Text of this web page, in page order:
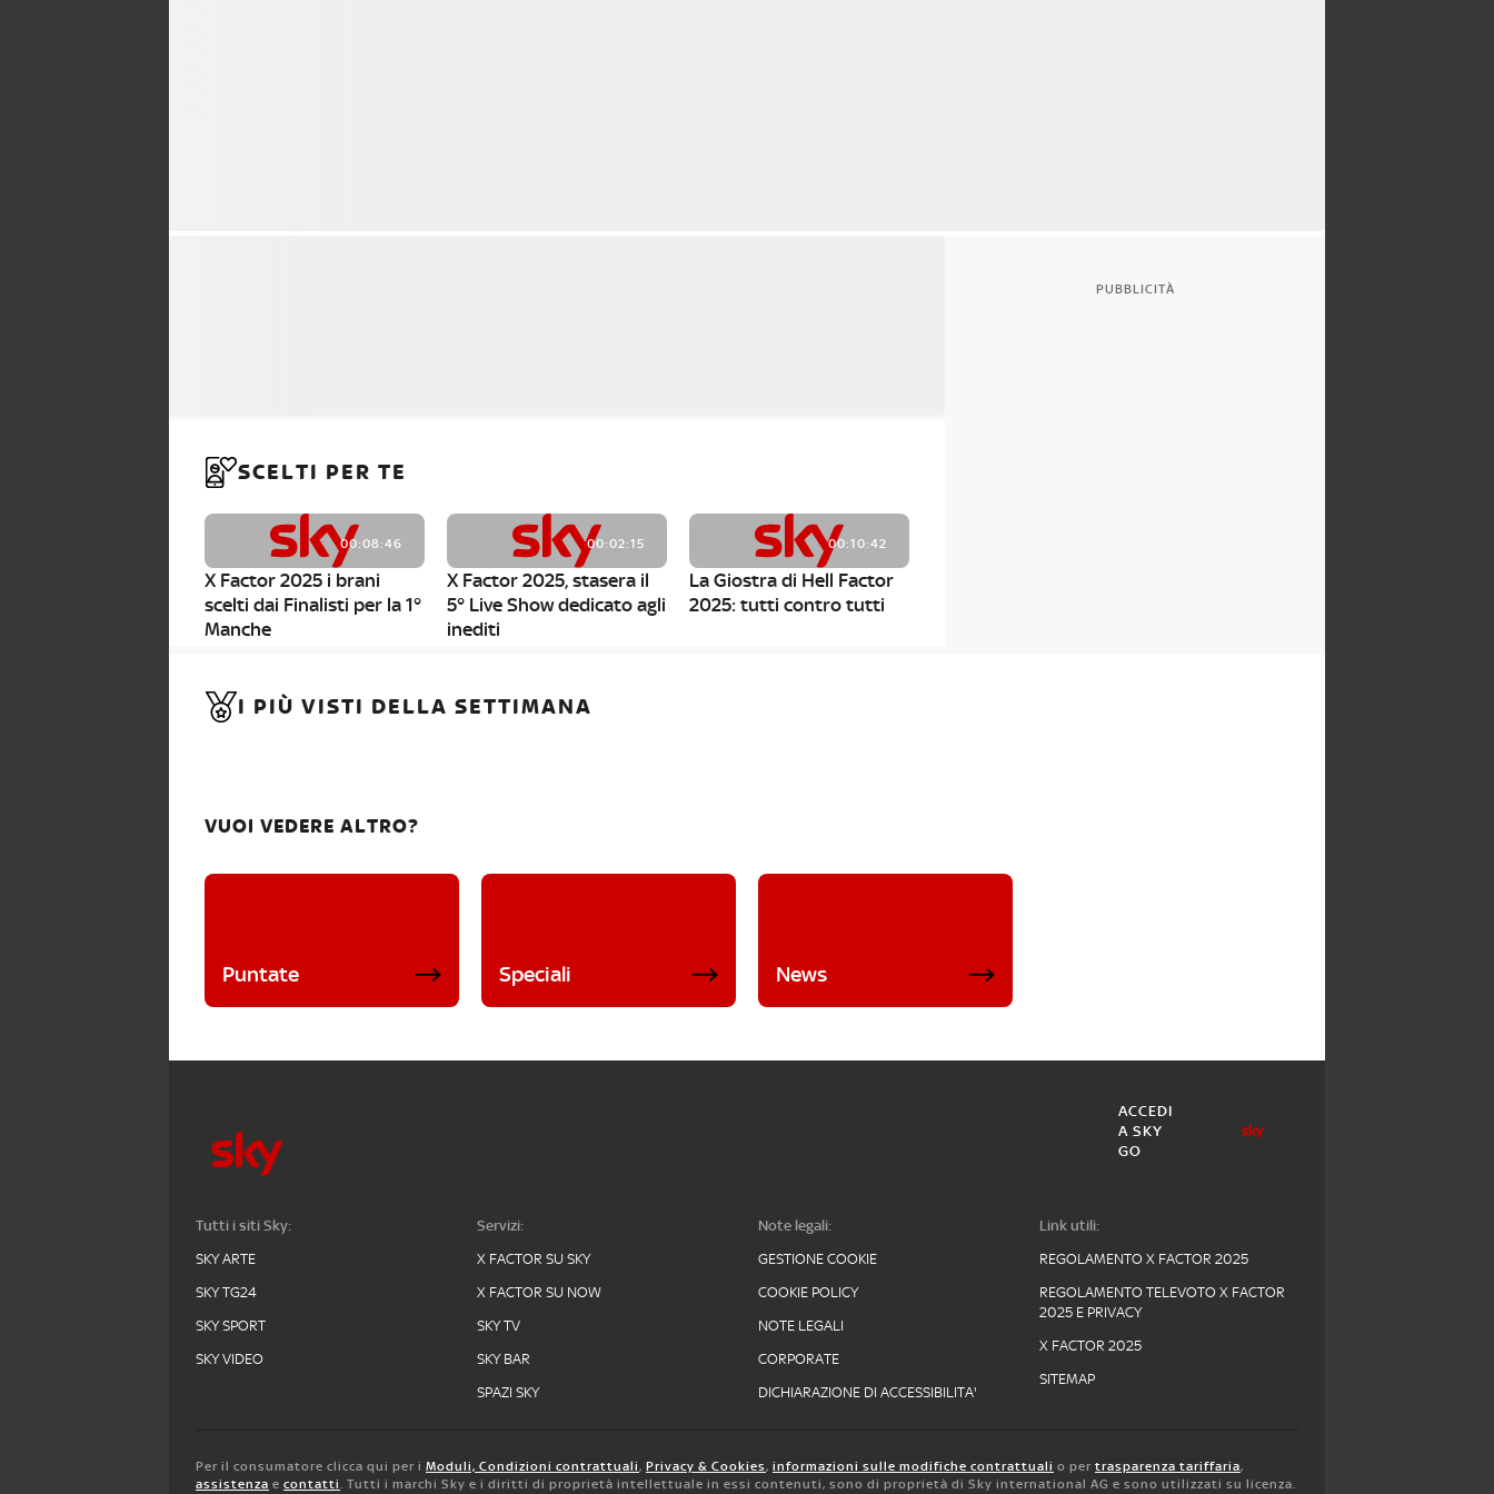
SCELTI PER TE
00:08:46
X Factor 2025 i brani
scelti dai Finalisti per la 1°
Manche
00:02:15
X Factor 2025, stasera il
5° Live Show dedicato agli
inediti
00:10:42
La Giostra di Hell Factor
2025: tutti contro tutti
PUBBLICITÀ
I PIÙ VISTI DELLA SETTIMANA
VUOI VEDERE ALTRO?
Puntate Speciali News
ACCEDI
A SKY
GO
Tutti i siti Sky:
SKY ARTE
SKY TG24
SKY SPORT
SKY VIDEO
Servizi:
X FACTOR SU SKY
X FACTOR SU NOW
SKY TV
SKY BAR
SPAZI SKY
Note legali:
GESTIONE COOKIE
COOKIE POLICY
NOTE LEGALI
CORPORATE
DICHIARAZIONE DI ACCESSIBILITA'
Link utili:
REGOLAMENTO X FACTOR 2025
REGOLAMENTO TELEVOTO X FACTOR
2025 E PRIVACY
X FACTOR 2025
SITEMAP
Per il consumatore clicca qui per i Moduli, Condizioni contrattuali, Privacy & Cookies, informazioni sulle modifiche contrattuali o per trasparenza tariffaria,
assistenza e contatti. Tutti i marchi Sky e i diritti di proprietà intellettuale in essi contenuti, sono di proprietà di Sky international AG e sono utilizzati su licenza.